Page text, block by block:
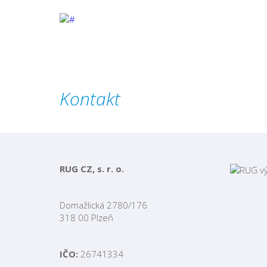
Kontakt
RUG CZ, s. r. o.
Domažlická 2780/176
318 00 Plzeň
IČO:26741334